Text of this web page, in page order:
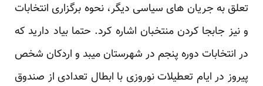
تعلق به جریان های سیاسی دیگر، نحوه برگزاری انتخابات
و نیز جابجا کردن منتخبان اشاره کرد. حتما بیاد دارید که
در انتخابات دوره پنجم در شهرستان میبد و اردکان شخص
پیروز در ایام تعطیلات نوروزی با ابطال تعدادی از صندوق